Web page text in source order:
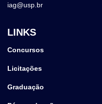
iag@usp.br
LINKS
Concursos
Licitações
Graduação